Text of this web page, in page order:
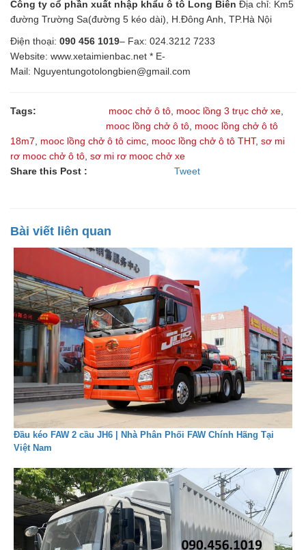
Công ty cổ phần xuất nhập khẩu ô tô Long Biên Địa chỉ: Km5
đường Trường Sa(đường 5 kéo dài), H.Đông Anh, TP.Hà Nội
Điện thoại: 090 456 1019– Fax: 024.3212 7233
Website: www.xetaimienbac.net * E-
Mail: Nguyentungotolongbien@gmail.com
Tags: mooc chở ô tô mooc lồng 3 trục chở xe
mooc lồng chở ô tô mooc lồng chở ô tô
18m7
mooc lồng chở ô tô cimc mooc lồng chở ô tô THT, sơ mi
rơ mooc chở ô tô sơ mi rơ mooc chở xe
Share this Post :
Tweet
Bài viết liên quan
Đầu kéo FAW 2 cầu JH6 | Nhà Phân Phối FAW Chính Hãng Tại
Việt Nam